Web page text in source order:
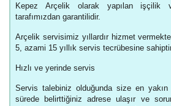
Kepez Arçelik olarak yapılan işçilik
tarafımızdan garantilidir.
Arçelik servisimiz yıllardır hizmet
5, azami 15 yıllık servis tecrübesine
Hızlı ve yerinde servis
Servis talebiniz olduğunda size en
sürede belirttiğiniz adrese ulaşır ve